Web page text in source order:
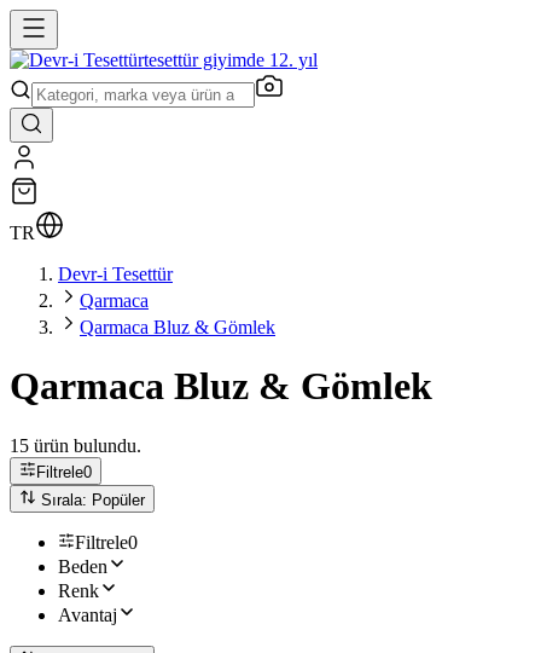
tesettür giyimde 12. yıl
TR
Devr-i Tesettür
Qarmaca
Qarmaca Bluz & Gömlek
Qarmaca Bluz & Gömlek
15 ürün bulundu.
Filtrele0
Sırala: Popüler
Filtrele0
Beden
Renk
Avantaj